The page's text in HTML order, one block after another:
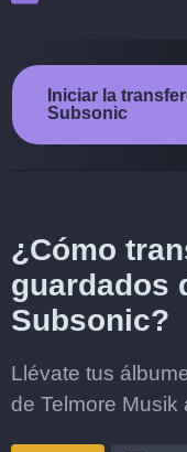
Iniciar la
Subsonic
¿Cómo
guardados
Subsonic?
Llévate tus
de Telmore Musik